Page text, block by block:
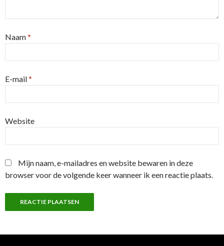
Naam*
E-mail*
Website
Mijn naam, e-mailadres en website bewaren in deze
browser voor de volgende keer wanneer ik een reactie plaats.